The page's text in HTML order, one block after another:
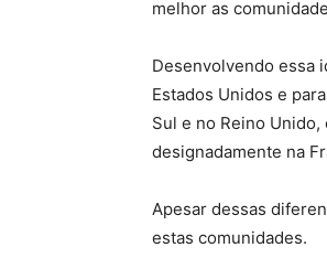
melhor as
Desenvolvendo essa
Estados Unidos e
Sul e no Reino
designadamente na
Apesar dessas
estas comunidades.